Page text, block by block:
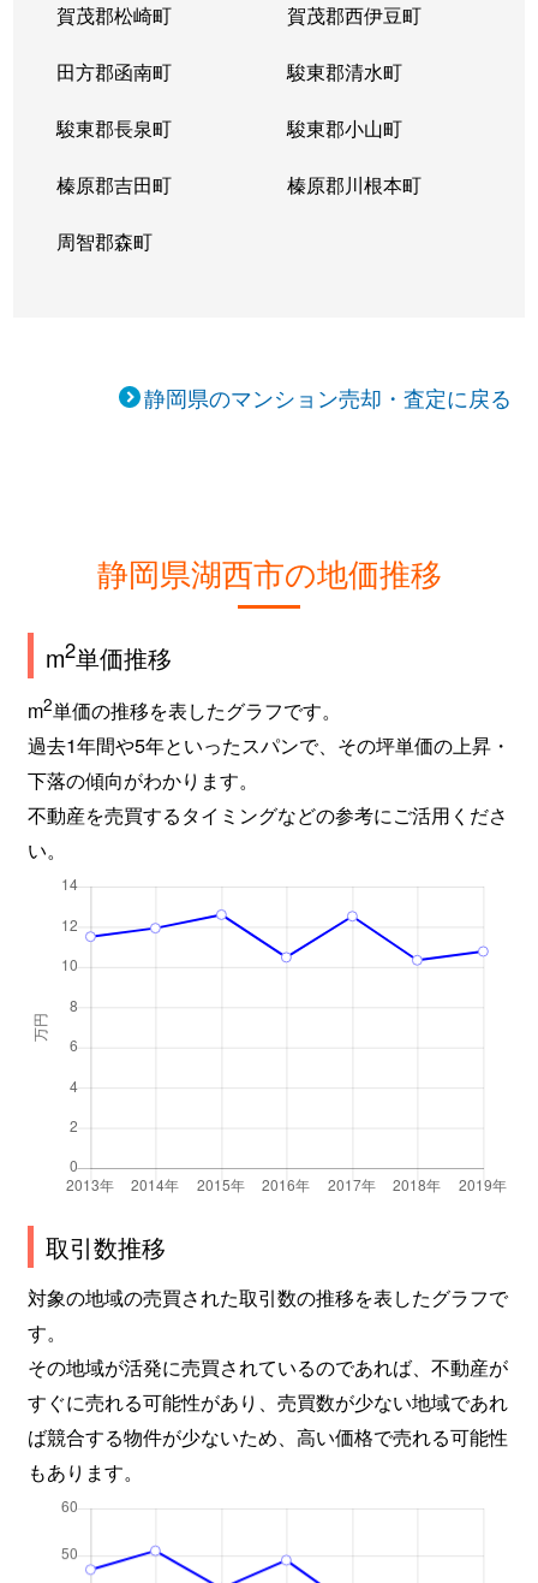
賀茂郡松崎町 賀茂郡西伊豆町
田方郡函南町 駿東郡清水町
駿東郡長泉町 駿東郡小山町
榛原郡吉田町 榛原郡川根本町
周智郡森町
静岡県のマンション売却・査定に戻る
静岡県湖西市の地価推移
m2単価推移
m2単価の推移を表したグラフです。
過去1年間や5年といったスパンで、その坪単価の上昇・
下落の傾向がわかります。
不動産を売買するタイミングなどの参考にご活用くださ
い。
取引数推移
対象の地域の売買された取引数の推移を表したグラフで
す。
その地域が活発に売買されているのであれば、不動産が
すぐに売れる可能性があり、売買数が少ない地域であれ
ば競合する物件が少ないため、高い価格で売れる可能性
もあります。